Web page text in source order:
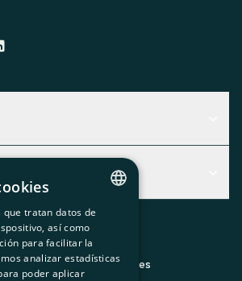
te encaja mejor
privacidadPolítica de cookies
CATALAN
SPANISH
GL
tratan datos de
así como
para facilitar la
analizar estadísticas
poder aplicar